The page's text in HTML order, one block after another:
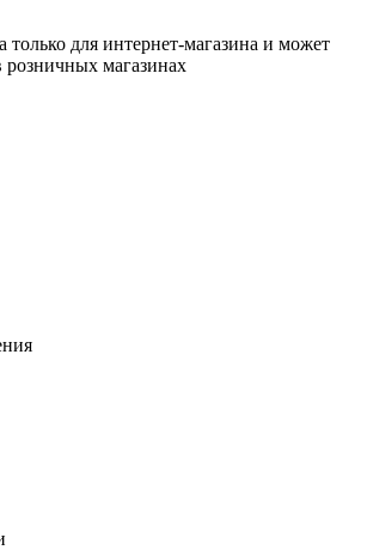
только для интернет-магазина и может
розничных магазинах